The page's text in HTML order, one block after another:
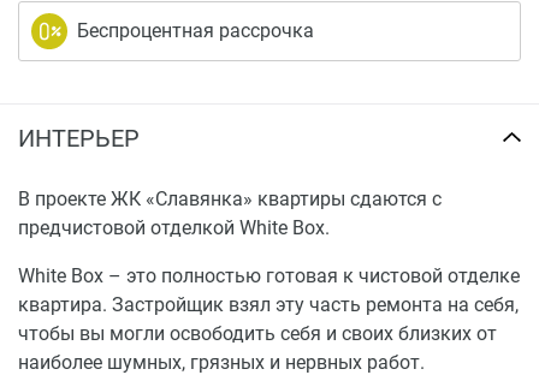
Беспроцентная рассрочка
ИНТЕРЬЕР
В проекте ЖК «Славянка» квартиры сдаются с
предчистовой отделкой White Box.
White Box – это полностью готовая к чистовой отделке
квартира. Застройщик взял эту часть ремонта на себя,
чтобы вы могли освободить себя и своих близких от
наиболее шумных, грязных и нервных работ.